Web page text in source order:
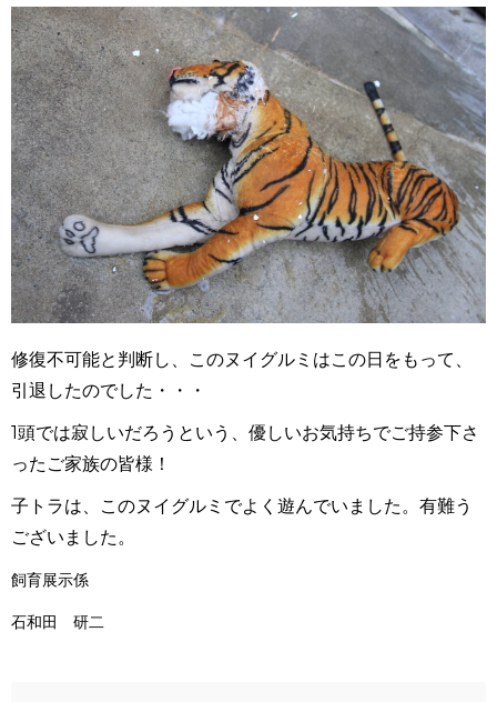
修復不可能と判断し、このヌイグルミはこの日をもって、
引退したのでした・・・
1頭では寂しいだろうという、優しいお気持ちでご持参下さ
ったご家族の皆様！
子トラは、このヌイグルミでよく遊んでいました。有難う
ございました。
飼育展示係
石和田 研二